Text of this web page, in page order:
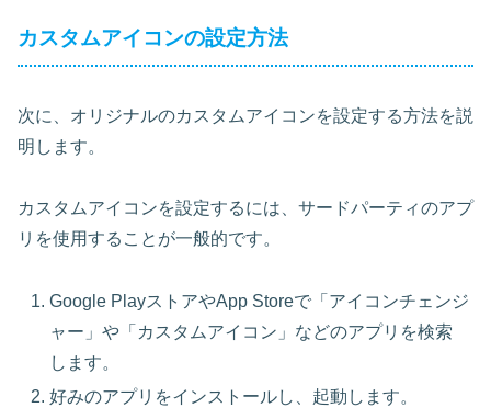
カスタムアイコンの設定方法
次に、オリジナルのカスタムアイコンを設定する方法を説
明します。
カスタムアイコンを設定するには、サードパーティのアプ
リを使用することが一般的です。
Google PlayストアやApp Storeで「アイコンチェンジ
ャー」や「カスタムアイコン」などのアプリを検索
します。
好みのアプリをインストールし、起動します。